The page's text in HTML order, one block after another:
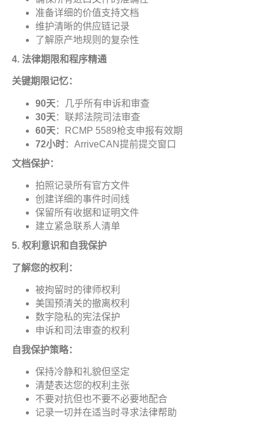
准备详细的价值支持文档
维护清晰的供应链记录
了解原产地规则的复杂性
4. 法律期限和程序精通
关键期限记忆：
90天：几乎所有申诉和审查
30天：联邦法院司法审查
60天：RCMP 5589枪支申报有效期
72小时：ArriveCAN提前提交窗口
文档保护：
拍照记录所有官方文件
创建详细的事件时间线
保留所有收据和证明文件
建立紧急联系人清单
5. 权利意识和自我保护
了解您的权利 ：
被拘留时的律师权利
美国预清关的撤离权利
数字隐私的宪法保护
申诉和司法审查的权利
自我保护策略：
保持冷静和礼貌但坚定
清楚表达您的权利主张
不要对抗但也不要不必要地配合
记录一切并在适当时寻求法律帮助